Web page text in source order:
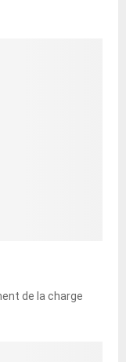
de la charge